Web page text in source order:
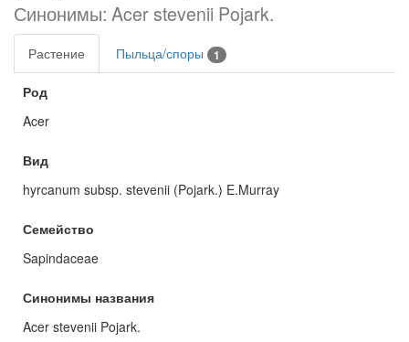
Синонимы: Acer stevenii Pojark.
Растение Пыльца/споры 1
Род
Acer
Вид
hyrcanum subsp. stevenii (Pojark.) E.Murray
Семейство
Sapindaceae
Синонимы названия
Acer stevenii Pojark.